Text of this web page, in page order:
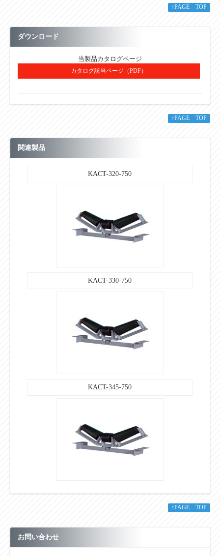
d
6204 2RS
ローラ重量(kg） 2.2
■その他
↑PAGE TOP
ダウンロード
当製品カタログページ
カタログ該当ページ（PDF）
↑PAGE TOP
関連製品
KACT-320-750
KACT-330-750
KACT-345-750
↑PAGE TOP
お問い合わせ